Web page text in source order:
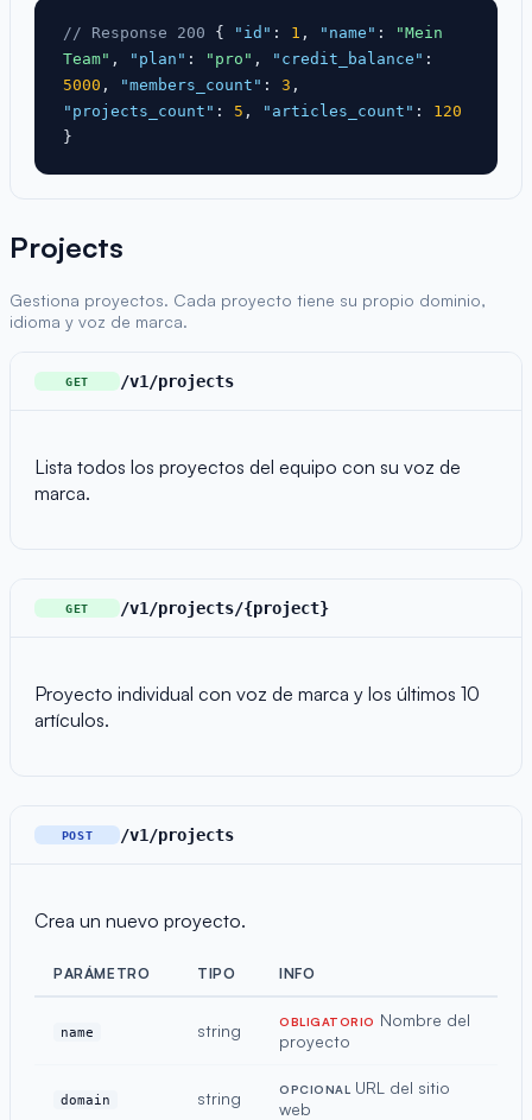
// Response 200 { "id" : 1 , "name" :
"Mein
Team" , "plan" : "pro" , "credit_balance" :
5000 , "members_count" : 3 ,
"projects_count" : 5 , "articles_count" : 120
}
Projects
Gestiona proyectos. Cada proyecto tiene su propio dominio,
idioma y voz de marca.
GET /v1/projects
Lista todos los proyectos del equipo con su voz de
marca.
GET /v1/projects/{project}
Proyecto individual con voz de marca y los últimos 10
artículos.
POST /v1/projects
Crea un nuevo proyecto.
PARÁMETRO TIPO INFO
name string OBLIGATORIO Nombre del
proyecto
domain string OPCIONAL URL del sitio
web